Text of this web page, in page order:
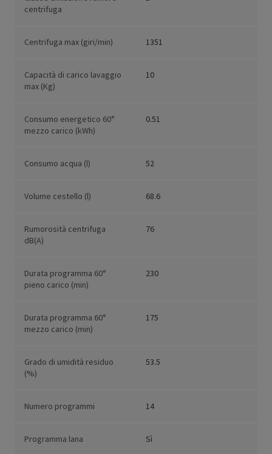
centrifuga
Centrifuga max (giri/min) 1351
Capacità di carico lavaggio
max (Kg)
10
Consumo energetico 60°
mezzo carico (kWh)
0.51
Consumo acqua (l) 52
Volume cestello (l) 68.6
Rumorosità centrifuga
dB(A)
76
Durata programma 60°
pieno carico (min)
230
Durata programma 60°
mezzo carico (min)
175
Grado di umidità residuo
(%)
53.5
Numero programmi 14
Programma lana Sì